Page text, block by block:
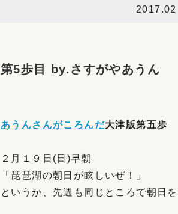
2017.02
第5歩目 by.さすがやあうん
あうんさんがころんだ大津版第五歩
２月１９日(日)早朝
「琵琶湖の朝日が眩しいぜ！」
というか、先週も同じところで朝日